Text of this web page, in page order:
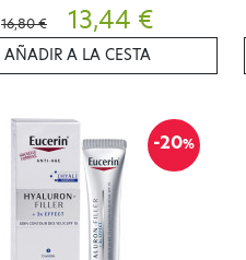
16,80 € 13,44 €
AÑADIR A LA CESTA
-20%